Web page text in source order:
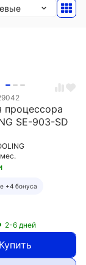
процессора
SE-903-SD
+4 бонуса
2-6 дней
Купить